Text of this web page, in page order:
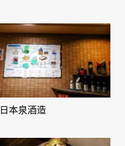
日本泉酒造